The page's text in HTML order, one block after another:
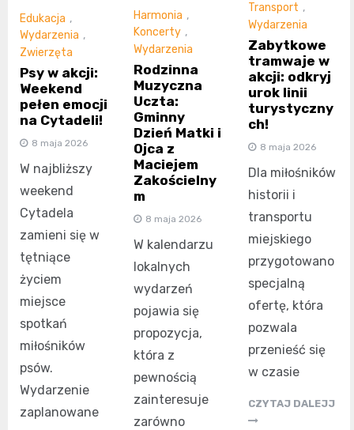
Edukacja ,
Wydarzenia ,
Zwierzęta
Psy w akcji:
Weekend
pełen emocji
na Cytadeli!
8 maja 2026
W najbliższy
weekend
Cytadela
zamieni się w
tętniące
życiem
miejsce
spotkań
miłośników
psów.
Wydarzenie
zaplanowane
Harmonia ,
Koncerty ,
Wydarzenia
Rodzinna
Muzyczna
Uczta:
Gminny
Dzień Matki i
Ojca z
Maciejem
Zakościelny
m
8 maja 2026
W kalendarzu
lokalnych
wydarzeń
pojawia się
propozycja,
która z
pewnością
zainteresuje
zarówno
Transport ,
Wydarzenia
Zabytkowe
tramwaje w
akcji: odkryj
urok linii
turystyczny
ch!
8 maja 2026
Dla miłośników
historii i
transportu
miejskiego
przygotowano
specjalną
ofertę, która
pozwala
przenieść się
w czasie
CZYTAJ DALEJJ